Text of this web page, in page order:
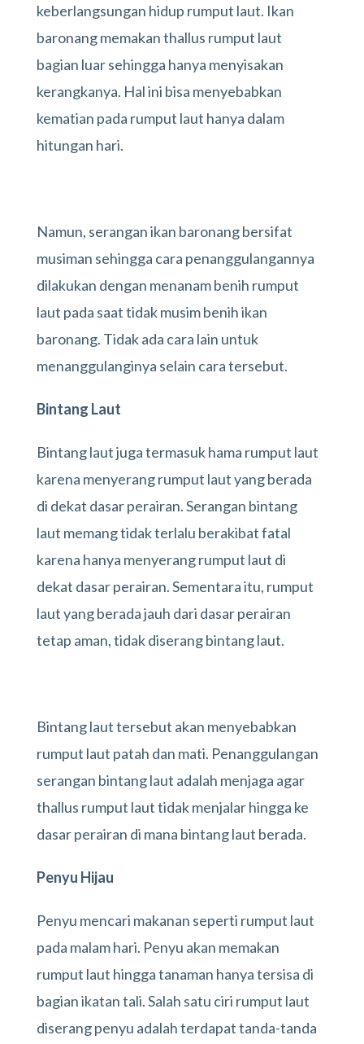
keberlangsungan hidup rumput laut. Ikan
baronang memakan thallus rumput laut
bagian luar sehingga hanya menyisakan
kerangkanya. Hal ini bisa menyebabkan
kematian pada rumput laut hanya dalam
hitungan hari.
Namun, serangan ikan baronang bersifat
musiman sehingga cara penanggulangannya
dilakukan dengan menanam benih rumput
laut pada saat tidak musim benih ikan
baronang. Tidak ada cara lain untuk
menanggulanginya selain cara tersebut.
Bintang Laut
Bintang laut juga termasuk hama rumput laut
karena menyerang rumput laut yang berada
di dekat dasar perairan. Serangan bintang
laut memang tidak terlalu berakibat fatal
karena hanya menyerang rumput laut di
dekat dasar perairan. Sementara itu, rumput
laut yang berada jauh dari dasar perairan
tetap aman, tidak diserang bintang laut.
Bintang laut tersebut akan menyebabkan
rumput laut patah dan mati. Penanggulangan
serangan bintang laut adalah menjaga agar
thallus rumput laut tidak menjalar hingga ke
dasar perairan di mana bintang laut berada.
Penyu Hijau
Penyu mencari makanan seperti rumput laut
pada malam hari. Penyu akan memakan
rumput laut hingga tanaman hanya tersisa di
bagian ikatan tali. Salah satu ciri rumput laut
diserang penyu adalah terdapat tanda-tanda